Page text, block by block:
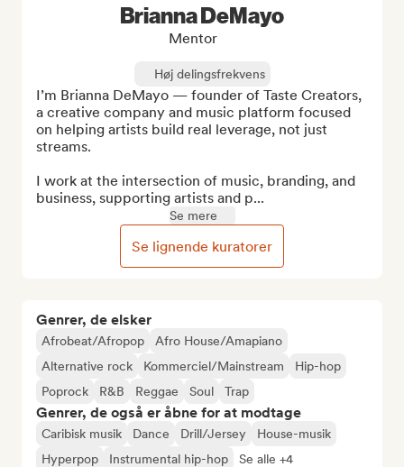
Genrer, de elsker
Afrobeat/Afropop
Afro House/Amapiano
Alternative rock
Kommerciel/Mainstream
Hip-hop
Poprock
R&B Reggae Soul Trap
Genrer, de også er åbne for at modtage
Caribisk musik Dance Drill/Jersey
House-musik
Hyperpop
Instrumental hip-hop Se alle +4
Brianna DeMayo
Mentor
Høj delingsfrekvens
I’m Brianna DeMayo — founder of Taste Creators,
a creative company and music platform focused
on helping artists build real leverage, not just
streams.
I work at the intersection of music, branding, and
business, supporting artists and p...
Se mere
Se lignende kuratorer